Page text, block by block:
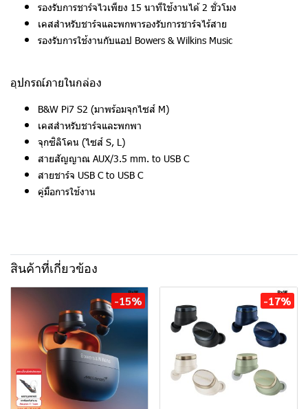
รองรับการชาร์จไวเพียง 15 นาทีใช้งานได้ 2 ชั่วโมง
เคสสำหรับชาร์จและพกพารองรับการชาร์จไร้สาย
รองรับการใช้งานกับแอป Bowers & Wilkins Music
อุปกรณ์ภายในกล่อง
B&W Pi7 S2 (มาพร้อมจุกไซส์ M)
เคสสำหรับชาร์จและพกพา
จุกซิลิโคน (ไซส์ S, L)
สายสัญญาณ AUX/3.5 mm. to USB C
สายชาร์จ USB C to USB C
คู่มือการใช้งาน
สินค้าที่เกี่ยวข้อง
-15% -17%